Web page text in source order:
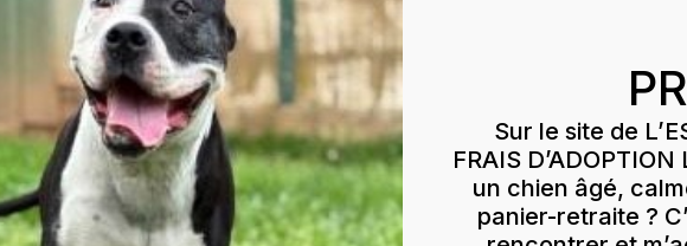
Sur le site de
FRAIS
un chien âgé,
panier-retraite ?